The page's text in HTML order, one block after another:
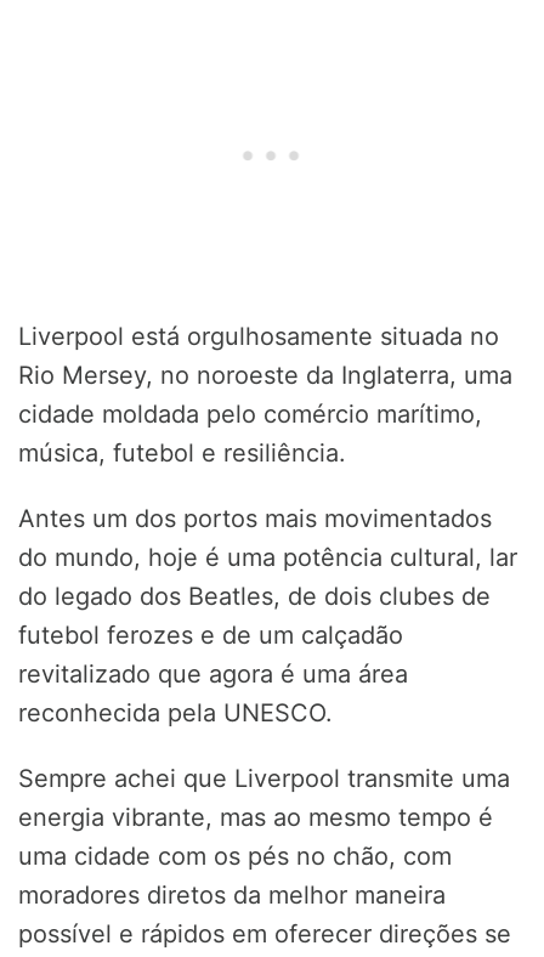
Liverpool está orgulhosamente situada no
Rio Mersey, no noroeste da Inglaterra, uma
cidade moldada pelo comércio marítimo,
música, futebol e resiliência.
Antes um dos portos mais movimentados
do mundo, hoje é uma potência cultural, lar
do legado dos Beatles, de dois clubes de
futebol ferozes e de um calçadão
revitalizado que agora é uma área
reconhecida pela UNESCO.
Sempre achei que Liverpool transmite uma
energia vibrante, mas ao mesmo tempo é
uma cidade com os pés no chão, com
moradores diretos da melhor maneira
possível e rápidos em oferecer direções se